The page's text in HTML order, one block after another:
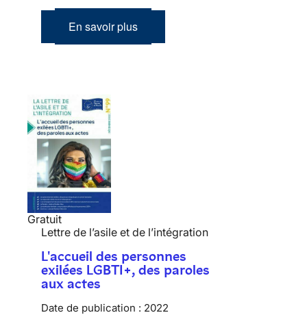
En savoir plus
Gratuit
Lettre de l’asile et de l’intégration
L'accueil des personnes
exilées LGBTI+, des paroles
aux actes
Date de publication : 2022